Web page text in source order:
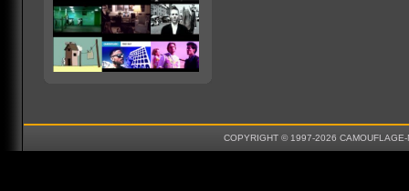
COPYRIGHT © 1997-2026 CAMOUFLAGE-